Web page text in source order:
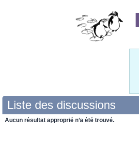
Liste des discussions
Aucun résultat approprié n’a été trouvé.